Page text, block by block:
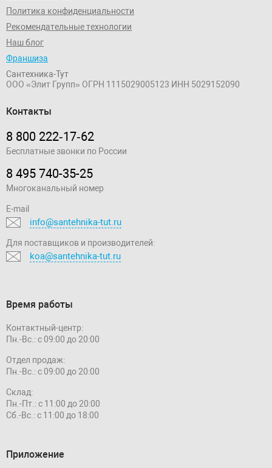
Политика конфиденциальности
Рекомендательные технологии
Наш блог
Франшиза
Сантехника-Тут
ООО «Элит Групп» ОГРН 1115029005123 ИНН 5029152090
Контакты
8 800 222‑17‑62
Бесплатные звонки по России
8 495 740-35-25
Многоканальный номер
E-mail
info@santehnika-tut.ru
Для поставщиков и производителей:
koa@santehnika-tut.ru
Время работы
Контактный-центр:
Пн.-Вс.: с 09:00 до 20:00
Отдел продаж:
Пн.-Вс.: с 09:00 до 20:00
Склад:
Пн.-Пт.: с 11:00 до 20:00
Сб.-Вс.: с 11:00 до 18:00
Приложение